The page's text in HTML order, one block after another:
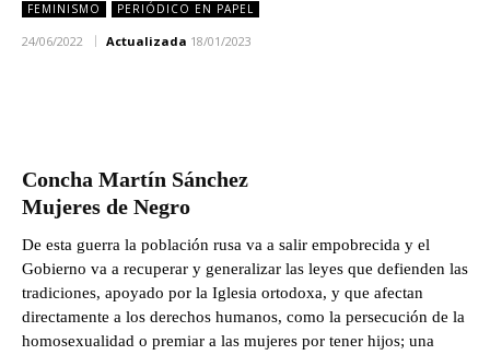
FEMINISMO PERIÓDICO EN PAPEL
24/06/2022 Actualizada 18/01/2023
Concha Martín Sánchez
Mujeres de Negro
De esta guerra la población rusa va a salir empobrecida y el
Gobierno va a recuperar y generalizar las leyes que defienden las
tradiciones, apoyado por la Iglesia ortodoxa, y que afectan
directamente a los derechos humanos, como la persecución de la
homosexualidad o premiar a las mujeres por tener hijos; una